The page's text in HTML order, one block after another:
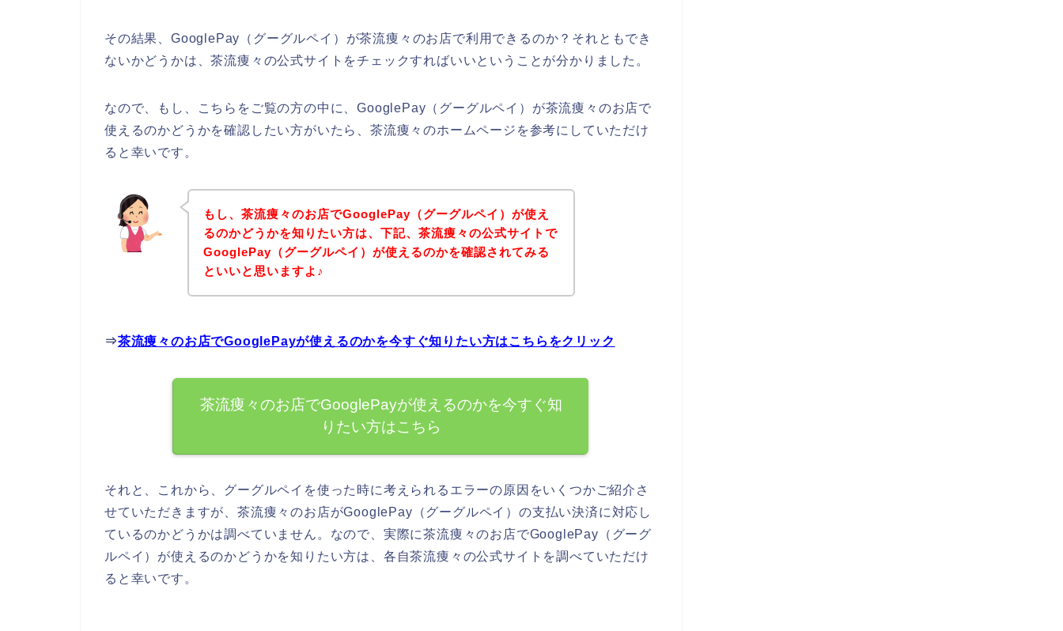
その結果、GooglePay（グーグルペイ）が茶流痩々のお店で利用できるのか？それともでき
ないかどうかは、茶流痩々の公式サイトをチェックすればいいということが分かりました。
なので、もし、こちらをご覧の方の中に、GooglePay（グーグルペイ）が茶流痩々のお店で
使えるのかどうかを確認したい方がいたら、茶流痩々のホームページを参考にしていただけ
ると幸いです。
もし、茶流痩々のお店でGooglePay（グーグルペイ）が使え
るのかどうかを知りたい方は、下記、茶流痩々の公式サイトで
GooglePay（グーグルペイ）が使えるのかを確認されてみる
といいと思いますよ♪
⇒茶流痩々のお店でGooglePayが使えるのかを今すぐ知りたい方はこちらをクリック
茶流痩々のお店でGooglePayが使えるのかを今すぐ知
りたい方はこちら
それと、これから、グーグルペイを使った時に考えられるエラーの原因をいくつかご紹介さ
せていただきますが、茶流痩々のお店がGooglePay（グーグルペイ）の支払い決済に対応し
ているのかどうかは調べていません。なので、実際に茶流痩々のお店でGooglePay（グーグ
ルペイ）が使えるのかどうかを知りたい方は、各自茶流痩々の公式サイトを調べていただけ
ると幸いです。